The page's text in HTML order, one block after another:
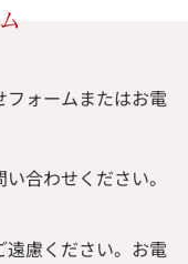
ォームまたはお電
合わせください。
慮ください。 お電